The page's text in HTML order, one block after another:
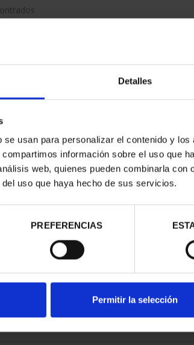
Detalles
usan para personalizar el contenido y
información sobre el uso que
web, quienes pueden combinarla con
uso que haya hecho de sus servicios.
PREFERENCIAS
Permitir la selección
-
HENARES